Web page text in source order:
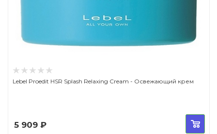
Lebel Proedit HSR Splash Relaxing Cream - Освежающий крем
5 909 ₽